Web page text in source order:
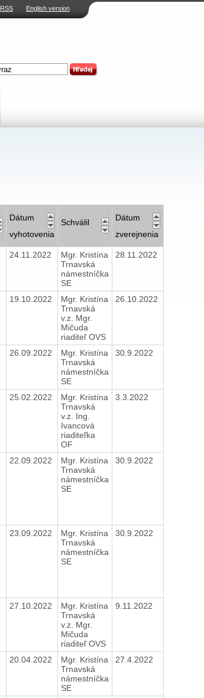
RSS English version
Dátum
vyhotovenia
Schválil
Dátum
zverejnenia
24.11.2022
Mgr. Kristína
Trnavská
námestníčka
SE
28.11.2022
19.10.2022
Mgr. Kristína
Trnavská
v.z. Mgr.
Mičuda
riaditeľ OVS
26.10.2022
26.09.2022
Mgr. Kristína
Trnavská
námestníčka
SE
30.9.2022
25.02.2022
Mgr. Kristína
Trnavská
v.z. Ing.
Ivancová
riaditeľka
OF
3.3.2022
22.09.2022
Mgr. Kristína
Trnavská
námestníčka
SE
30.9.2022
23.09.2022
Mgr. Kristína
Trnavská
námestníčka
SE
30.9.2022
27.10.2022
Mgr. Kristína
Trnavská
v.z. Mgr.
Mičuda
riaditeľ OVS
9.11.2022
20.04.2022
Mgr. Kristína
Trnavská
námestníčka
SE
27.4.2022